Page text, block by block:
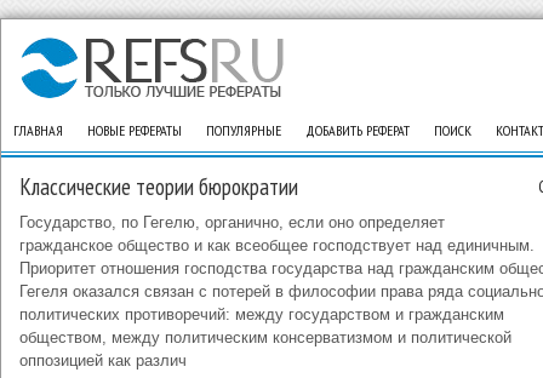
ГЛАВНАЯ НОВЫЕ РЕФЕРАТЫ ПОПУЛЯРНЫЕ ДОБАВИТЬ РЕФЕРАТ ПОИСК
Классические теории бюрократии
Государство, по Гегелю, органично, если оно определяет
гражданское общество и как всеобщее господствует над единичным.
Приоритет отношения господства государства над гражданским
Гегеля оказался связан с потерей в философии права ряда
политических противоречий: между государством и гражданским
обществом, между политическим консерватизмом и политической
оппозицией как различ